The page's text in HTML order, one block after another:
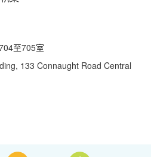
至705室
133 Connaught Road Central